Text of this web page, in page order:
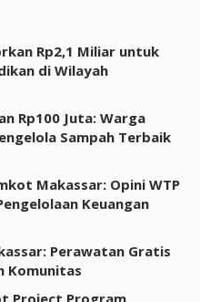
Rp2,1 Miliar untuk
di Wilayah
Rp100 Juta: Warga
Sampah Terbaik
Makassar: Opini WTP
Keuangan
Perawatan Gratis
Komunitas
Project Program